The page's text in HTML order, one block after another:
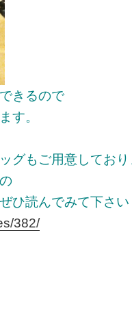
きるので
す。
グもご用意しており
ひ読んでみて下さい
382/